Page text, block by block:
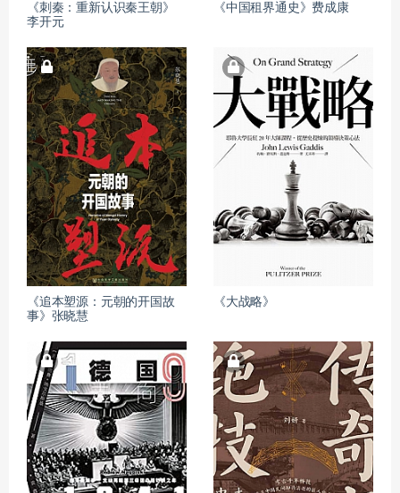
《刺秦：重新认识秦王朝》
李开元
《中国租界通史》费成康
《追本塑源：元朝的开国故
事》张晓慧
《大战略》